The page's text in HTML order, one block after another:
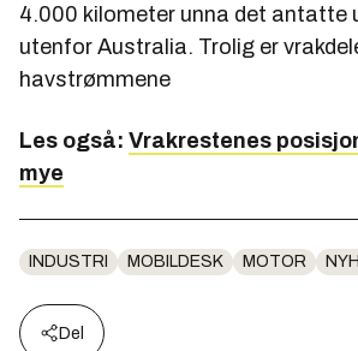
4.000 kilometer unna det antatte
utenfor Australia. Trolig er
havstrømmene
Les også: Vrakrestenes
mye
INDUSTRI MOBILDESK MOTOR
Del